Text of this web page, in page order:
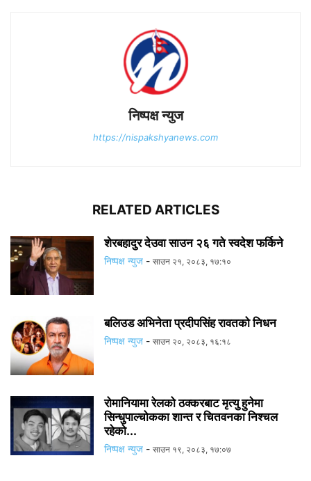
निष्पक्ष न्युज
https://nispakshyanews.com
RELATED ARTICLES
शेरबहादुर देउवा साउन २६ गते स्वदेश फर्किने
निष्पक्ष न्युज - साउन २१, २०८३, १७:१०
बलिउड अभिनेता प्रदीपसिंह रावतको निधन
निष्पक्ष न्युज - साउन २०, २०८३, १६:१८
रोमानियामा रेलको ठक्करबाट मृत्यु हुनेमा
सिन्धुपाल्चोकका शान्त र चितवनका निश्चल
रहेको...
निष्पक्ष न्युज - साउन १९, २०८३, १७:०७